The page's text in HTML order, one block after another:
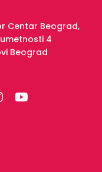
Centar Beograd,
4
Beograd